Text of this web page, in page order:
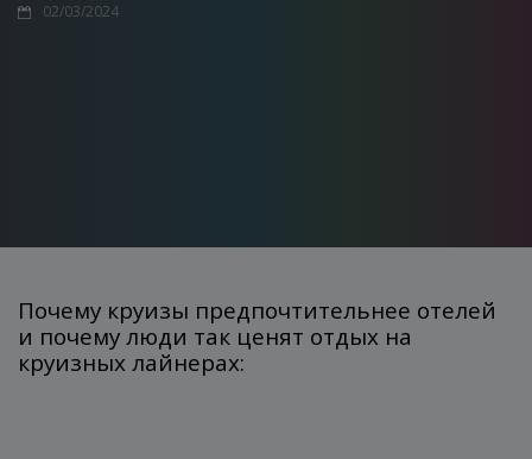
02/03/2024
Почему круизы предпочтительнее отелей
и почему люди так ценят отдых на
круизных лайнерах: